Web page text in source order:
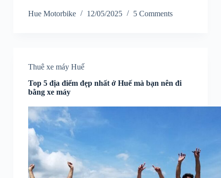
Hue Motorbike 12/05/2025 5 Comments
Thuê xe máy Huế
Top 5 địa điểm đẹp nhất ở Huế mà bạn nên đi
bằng xe máy